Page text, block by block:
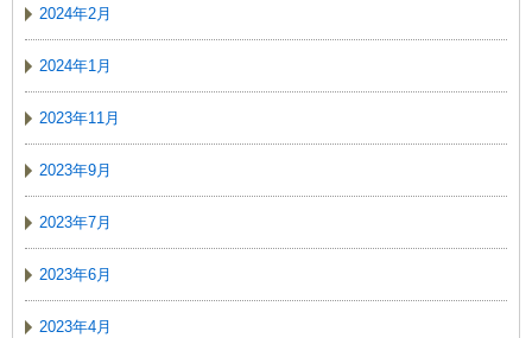
2024年2月
2024年1月
2023年11月
2023年9月
2023年7月
2023年6月
2023年4月